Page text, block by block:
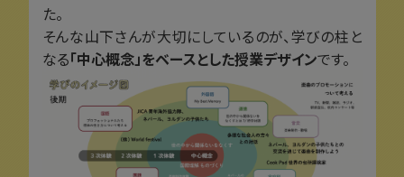
た。
そんな山下さんが大切にしているのが、学びの柱と
なる「中心概念」をベースとした授業デザインです。